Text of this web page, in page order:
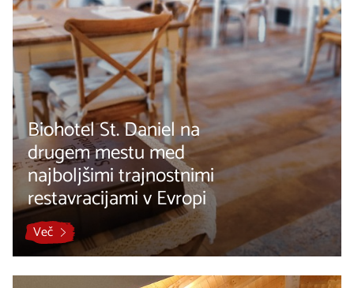
Biohotel St. Daniel na
drugem mestu med
najboljšimi trajnostnimi
restavracijami v Evropi
Več